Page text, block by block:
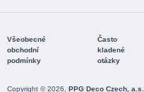
Všeobecné
obchodní
podmínky
Často
kladené
otázky
Copyright © 2026, PPG Deco Czech, a.s.